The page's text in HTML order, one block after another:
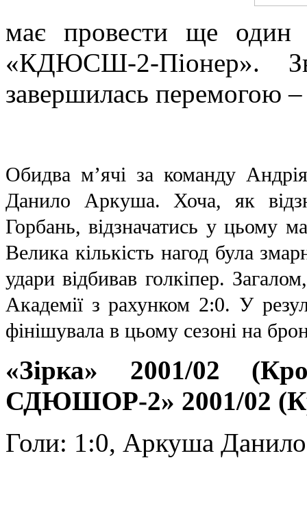
має провести ще один
«КДЮСШ-2-Піонер».
завершилась перемогою
Обидва м’ячі за команду
Данило Аркуша. Хоча, як
Горбань, відзначатись у цьому
Велика кількість нагод була
удари відбивав голкіпер.
Академії з рахунком 2:0. У
фінішувала в цьому сезоні на
«Зірка» 2001/02
СДЮШОР-2» 2001/02
Голи: 1:0, Аркуша